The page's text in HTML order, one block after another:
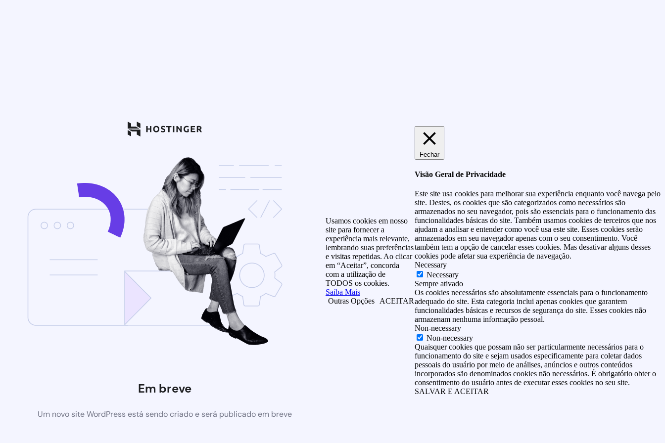
Em breve
Um novo site WordPress está sendo criado e será publicado em breve
Usamos cookies em nosso
site para fornecer a
experiência mais relevante,
lembrando suas preferências
e visitas repetidas. Ao clicar
em “Aceitar”, concorda
com a utilização de
TODOS os cookies.
Saiba Mais
Outras Opções
ACEITAR
Fechar
Visão Geral de Privacidade
Este site usa cookies para melhorar sua experiência enquanto você navega pelo
site. Destes, os cookies que são categorizados como necessários são
armazenados no seu navegador, pois são essenciais para o funcionamento das
funcionalidades básicas do site. Também usamos cookies de terceiros que nos
ajudam a analisar e entender como você usa este site. Esses cookies serão
armazenados em seu navegador apenas com o seu consentimento. Você
também tem a opção de cancelar esses cookies. Mas desativar alguns desses
cookies pode afetar sua experiência de navegação.
Necessary
Necessary
Sempre ativado
Os cookies necessários são absolutamente essenciais para o funcionamento
adequado do site. Esta categoria inclui apenas cookies que garantem
funcionalidades básicas e recursos de segurança do site. Esses cookies não
armazenam nenhuma informação pessoal.
Non-necessary
Non-necessary
Quaisquer cookies que possam não ser particularmente necessários para o
funcionamento do site e sejam usados especificamente para coletar dados
pessoais do usuário por meio de análises, anúncios e outros conteúdos
incorporados são denominados cookies não necessários. É obrigatório obter o
consentimento do usuário antes de executar esses cookies no seu site.
SALVAR E ACEITAR